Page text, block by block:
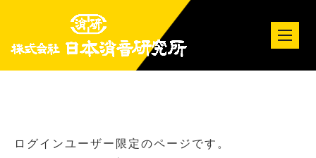
ログインユーザー限定のページです。